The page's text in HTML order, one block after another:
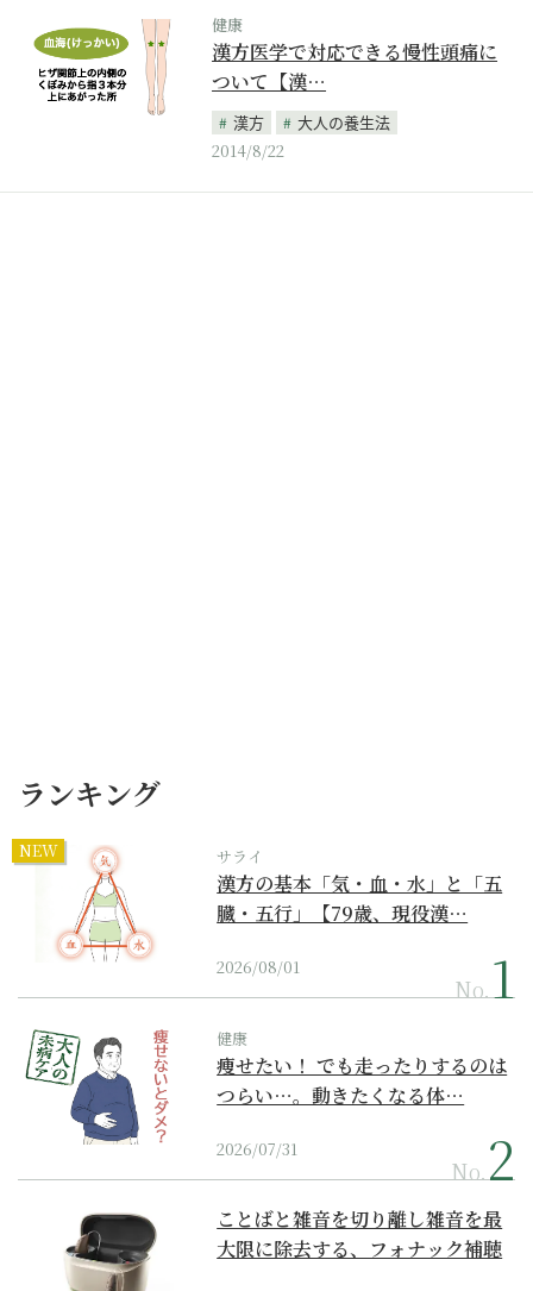
健康
漢方医学で対応できる慢性頭痛に
ついて【漢…
漢方
大人の養生法
2014/8/22
ランキング
NEW サライ
漢方の基本「気・血・水」と「五
臓・五行」【79歳、現役漢…
2026/08/01
No.
健康
痩せたい！ でも走ったりするのは
つらい…。動きたくなる体…
2026/07/31
No.
ことばと雑音を切り離し雑音を最
大限に除去する、フォナック補聴